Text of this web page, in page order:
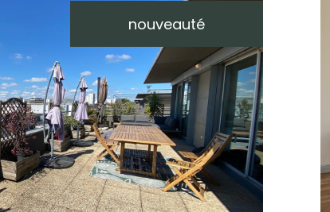
nouveauté
le